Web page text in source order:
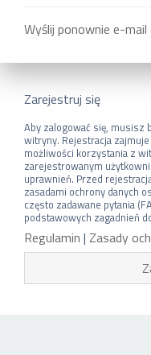
Wyślij ponownie e-
Zarejestruj się
Aby zalogować się, musisz
witryny. Rejestracja
możliwości korzystania z
zarejestrowanym
uprawnień. Przed
zasadami ochrony danych
często zadawane pytania
podstawowych zagadnień
Regulamin | Zasady